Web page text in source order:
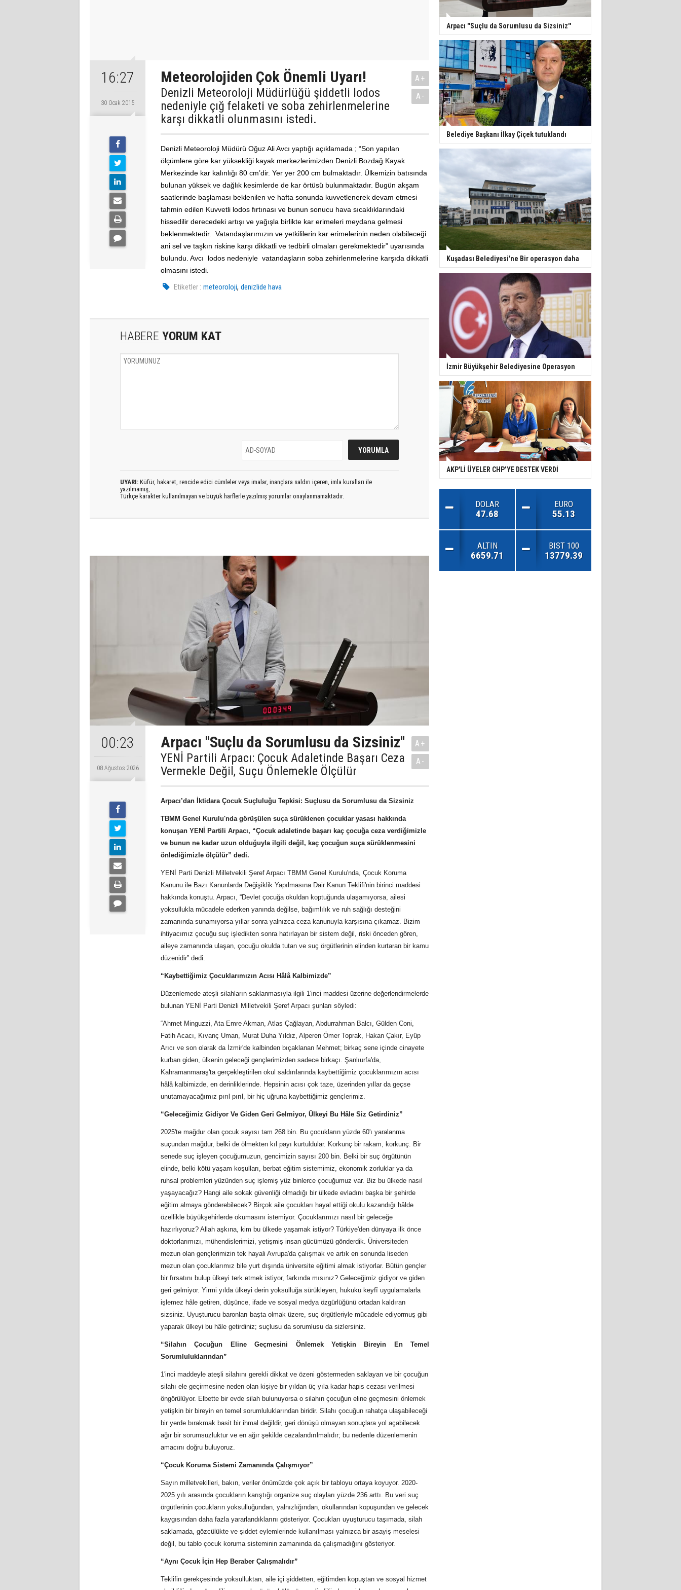
16:27
30 Ocak 2015
Meteorolojiden Çok Önemli Uyarı!
Denizli Meteoroloji Müdürlüğü şiddetli lodos
nedeniyle çığ felaketi ve soba zehirlenmelerine
karşı dikkatli olunmasını istedi.
A+
A-
Denizli Meteoroloji Müdürü Oğuz Ali Avcı yaptığı açıklamada ; “Son yapılan
ölçümlere göre kar yüksekliği kayak merkezlerimizden Denizli Bozdağ Kayak
Merkezinde kar kalınlığı 80 cm’dir. Yer yer 200 cm bulmaktadır. Ülkemizin batısında
bulunan yüksek ve dağlık kesimlerde de kar örtüsü bulunmaktadır. Bugün akşam
saatlerinde başlaması beklenilen ve hafta sonunda kuvvetlenerek devam etmesi
tahmin edilen Kuvvetli lodos fırtınası ve bunun sonucu hava sıcaklıklarındaki
hissedilir derecedeki artışı ve yağışla birlikte kar erimeleri meydana gelmesi
beklenmektedir. Vatandaşlarımızın ve yetkililerin kar erimelerinin neden olabileceği
ani sel ve taşkın riskine karşı dikkatli ve tedbirli olmaları gerekmektedir” uyarısında
bulundu. Avcı lodos nedeniyle vatandaşların soba zehirlenmelerine karşıda dikkatli
olmasını istedi.
Etiketler : meteoroloji,denizlide hava
HABERE YORUM KAT
UYARI: Küfür, hakaret, rencide edici cümleler veya imalar, inançlara saldırı içeren, imla kuralları ile
yazılmamış,
Türkçe karakter kullanılmayan ve büyük harflerle yazılmış yorumlar onaylanmamaktadır.
00:23
08 Ağustos 2026
Arpacı ''Suçlu da Sorumlusu da Sizsiniz''
YENİ Partili Arpacı: Çocuk Adaletinde Başarı Ceza
Vermekle Değil, Suçu Önlemekle Ölçülür
A+
A-
Arpacı’dan İktidara Çocuk Suçluluğu Tepkisi: Suçlusu da Sorumlusu da Sizsiniz
TBMM Genel Kurulu'nda görüşülen suça sürüklenen çocuklar yasası hakkında
konuşan YENİ Partili Arpacı, “Çocuk adaletinde başarı kaç çocuğa ceza verdiğimizle
ve bunun ne kadar uzun olduğuyla ilgili değil, kaç çocuğun suça sürüklenmesini
önlediğimizle ölçülür” dedi.
YENİ Parti Denizli Milletvekili Şeref Arpacı TBMM Genel Kurulu'nda, Çocuk Koruma
Kanunu ile Bazı Kanunlarda Değişiklik Yapılmasına Dair Kanun Teklifi'nin birinci maddesi
hakkında konuştu. Arpacı, “Devlet çocuğa okuldan koptuğunda ulaşamıyorsa, ailesi
yoksullukla mücadele ederken yanında değilse, bağımlılık ve ruh sağlığı desteğini
zamanında sunamıyorsa yıllar sonra yalnızca ceza kanunuyla karşısına çıkamaz. Bizim
ihtiyacımız çocuğu suç işledikten sonra hatırlayan bir sistem değil, riski önceden gören,
aileye zamanında ulaşan, çocuğu okulda tutan ve suç örgütlerinin elinden kurtaran bir kamu
düzenidir” dedi.
“Kaybettiğimiz Çocuklarımızın Acısı Hâlâ Kalbimizde”
Düzenlemede ateşli silahların saklanmasıyla ilgili 1'inci maddesi üzerine değerlendirmelerde
bulunan YENİ Parti Denizli Milletvekili Şeref Arpacı şunları söyledi:
“Ahmet Minguzzi, Ata Emre Akman, Atlas Çağlayan, Abdurrahman Balcı, Gülden Coni,
Fatih Acacı, Kıvanç Uman, Murat Duha Yıldız, Alperen Ömer Toprak, Hakan Çakır, Eyüp
Arıcı ve son olarak da İzmir'de kalbinden bıçaklanan Mehmet; birkaç sene içinde cinayete
kurban giden, ülkenin geleceği gençlerimizden sadece birkaçı. Şanlıurfa'da,
Kahramanmaraş'ta gerçekleştirilen okul saldırılarında kaybettiğimiz çocuklarımızın acısı
hâlâ kalbimizde, en derinliklerinde. Hepsinin acısı çok taze, üzerinden yıllar da geçse
unutamayacağımız pırıl pırıl, bir hiç uğruna kaybettiğimiz gençlerimiz.
“Geleceğimiz Gidiyor Ve Giden Geri Gelmiyor, Ülkeyi Bu Hâle Siz Getirdiniz”
2025'te mağdur olan çocuk sayısı tam 268 bin. Bu çocukların yüzde 60'ı yaralanma
suçundan mağdur, belki de ölmekten kıl payı kurtuldular. Korkunç bir rakam, korkunç. Bir
senede suç işleyen çocuğumuzun, gencimizin sayısı 200 bin. Belki bir suç örgütünün
elinde, belki kötü yaşam koşulları, berbat eğitim sistemimiz, ekonomik zorluklar ya da
ruhsal problemleri yüzünden suç işlemiş yüz binlerce çocuğumuz var. Biz bu ülkede nasıl
yaşayacağız? Hangi aile sokak güvenliği olmadığı bir ülkede evladını başka bir şehirde
eğitim almaya gönderebilecek? Birçok aile çocukları hayal ettiği okulu kazandığı hâlde
özellikle büyükşehirlerde okumasını istemiyor. Çocuklarımızı nasıl bir geleceğe
hazırlıyoruz? Allah aşkına, kim bu ülkede yaşamak istiyor? Türkiye'den dünyaya ilk önce
doktorlarımızı, mühendislerimizi, yetişmiş insan gücümüzü gönderdik. Üniversiteden
mezun olan gençlerimizin tek hayali Avrupa'da çalışmak ve artık en sonunda liseden
mezun olan çocuklarımız bile yurt dışında üniversite eğitimi almak istiyorlar. Bütün gençler
bir fırsatını bulup ülkeyi terk etmek istiyor, farkında mısınız? Geleceğimiz gidiyor ve giden
geri gelmiyor. Yirmi yılda ülkeyi derin yoksulluğa sürükleyen, hukuku keyfî uygulamalarla
işlemez hâle getiren, düşünce, ifade ve sosyal medya özgürlüğünü ortadan kaldıran
sizsiniz. Uyuşturucu baronları başta olmak üzere, suç örgütleriyle mücadele ediyormuş gibi
yaparak ülkeyi bu hâle getirdiniz; suçlusu da sorumlusu da sizlersiniz.
“Silahın Çocuğun Eline Geçmesini Önlemek Yetişkin Bireyin En Temel
Sorumluluklarından”
1'inci maddeyle ateşli silahını gerekli dikkat ve özeni göstermeden saklayan ve bir çocuğun
silahı ele geçirmesine neden olan kişiye bir yıldan üç yıla kadar hapis cezası verilmesi
öngörülüyor. Elbette bir evde silah bulunuyorsa o silahın çocuğun eline geçmesini önlemek
yetişkin bir bireyin en temel sorumluluklarından biridir. Silahı çocuğun rahatça ulaşabileceği
bir yerde bırakmak basit bir ihmal değildir, geri dönüşü olmayan sonuçlara yol açabilecek
ağır bir sorumsuzluktur ve en ağır şekilde cezalandırılmalıdır; bu nedenle düzenlemenin
amacını doğru buluyoruz.
“Çocuk Koruma Sistemi Zamanında Çalışmıyor”
Sayın milletvekilleri, bakın, veriler önümüzde çok açık bir tabloyu ortaya koyuyor. 2020-
2025 yılı arasında çocukların karıştığı organize suç olayları yüzde 236 arttı. Bu veri suç
örgütlerinin çocukların yoksulluğundan, yalnızlığından, okullarından kopuşundan ve gelecek
kaygısından daha fazla yararlandıklarını gösteriyor. Çocukları uyuşturucu taşımada, silah
saklamada, gözcülükte ve şiddet eylemlerinde kullanılması yalnızca bir asayiş meselesi
değil, bu tablo çocuk koruma sisteminin zamanında da çalışmadığını gösteriyor.
“Aynı Çocuk İçin Hep Beraber Çalışmalıdır”
Teklifin gerekçesinde yoksulluktan, aile içi şiddetten, eğitimden kopuştan ve sosyal hizmet
Arpacı ''Suçlu da Sorumlusu da Sizsiniz''
Belediye Başkanı İlkay Çiçek tutuklandı
Kuşadası Belediyesi'ne Bir operasyon daha
İzmir Büyükşehir Belediyesine Operasyon
AKP'Lİ ÜYELER CHP’YE DESTEK VERDİ
DOLAR
47.68
EURO
55.13
ALTIN
6659.71
BIST 100
13779.39